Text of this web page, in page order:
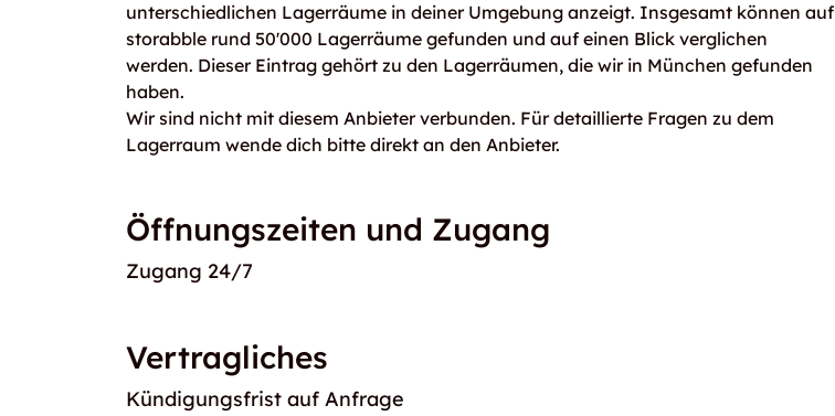
unterschiedlichen Lagerräume in deiner Umgebung anzeigt. Insgesamt können auf
storabble rund 50'000 Lagerräume gefunden und auf einen Blick verglichen
werden. Dieser Eintrag gehört zu den Lagerräumen, die wir in München gefunden
haben.
Wir sind nicht mit diesem Anbieter verbunden. Für detaillierte Fragen zu dem
Lagerraum wende dich bitte direkt an den Anbieter.
Öffnungszeiten und Zugang
Zugang 24/7
Vertragliches
Kündigungsfrist auf Anfrage